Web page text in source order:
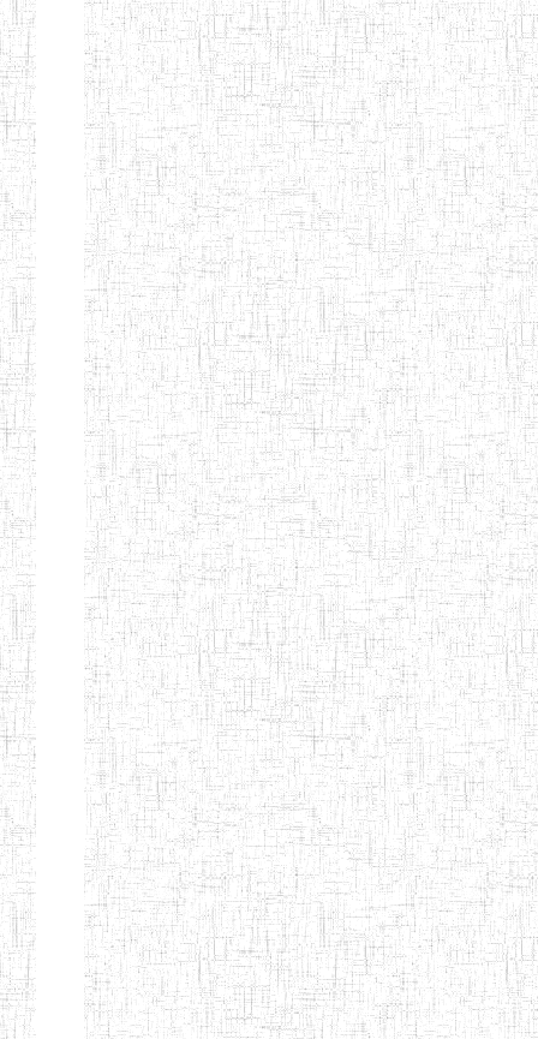
Afficher Page 4 sur 13 Total: 307
Début Préc. 1 2 3 4 5
6
Suivant
Fin
SAINTE MARIE
ENIEG PRIVEE
BILINGUE LES
BOSONS
04/08/2010 ENIEG
ENIEG BILINGUE
LE NORMALIEN
CITOYEN
01/08/2014 ENIEG
ENIEG BILINGUE
CLAIRE
FONTAINE
03/10/2012 ENIEG
Etablissements
d'enseignement
secondaire
technique
et
professionnel